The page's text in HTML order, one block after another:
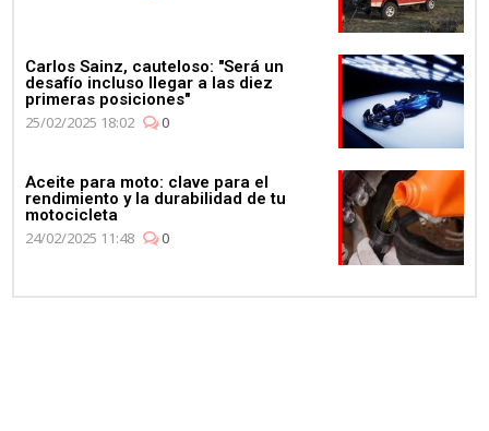
Carlos Sainz, cauteloso: "Será un
desafío incluso llegar a las diez
primeras posiciones"
25/02/2025 18:02
0
Aceite para moto: clave para el
rendimiento y la durabilidad de tu
motocicleta
24/02/2025 11:48
0